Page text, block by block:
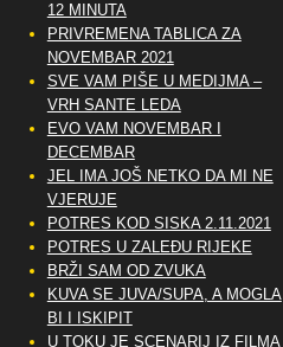
12 MINUTA
PRIVREMENA TABLICA ZA
NOVEMBAR 2021
SVE VAM PIŠE U MEDIJMA –
VRH SANTE LEDA
EVO VAM NOVEMBAR I
DECEMBAR
JEL IMA JOŠ NETKO DA MI NE
VJERUJE
POTRES KOD SISKA 2.11.2021
POTRES U ZALEĐU RIJEKE
BRŽI SAM OD ZVUKA
KUVA SE JUVA/SUPA, A MOGLA
BI I ISKIPIT
U TOKU JE SCENARIJ IZ FILMA